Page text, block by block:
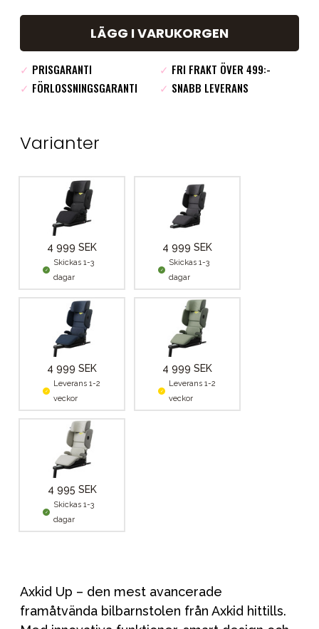
LÄGG I VARUKORGEN
✓ PRISGARANTI ✓ FRI FRAKT ÖVER 499:-
✓ FÖRLOSSNINGSGARANTI ✓ SNABB LEVERANS
Varianter
4 999 SEK
Skickas 1-3
dagar
4 999 SEK
Skickas 1-3
dagar
4 999 SEK
Leverans 1-2
veckor
4 999 SEK
Leverans 1-2
veckor
4 995 SEK
Skickas 1-3
dagar
Axkid Up – den mest avancerade
framåtvända bilbarnstolen från Axkid hittills.